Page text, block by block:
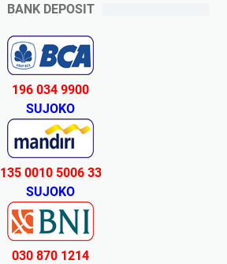
BANK DEPOSIT
196 034 9900
SUJOKO
135 0010 5006 33
SUJOKO
030 870 1214